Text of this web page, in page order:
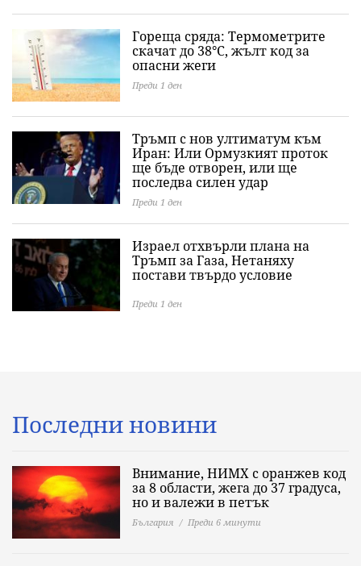
Гореща сряда: Термометрите
скачат до 38°C, жълт код за
опасни жеги
Преди 1 ден
Тръмп с нов ултиматум към
Иран: Или Ормузкият проток
ще бъде отворен, или ще
последва силен удар
Преди 1 ден
Израел отхвърли плана на
Тръмп за Газа, Нетаняху
постави твърдо условие
Преди 1 ден
Последни новини
Внимание, НИМХ с оранжев код
за 8 области, жега до 37 градуса,
но и валежи в петък
България Преди 6 минути